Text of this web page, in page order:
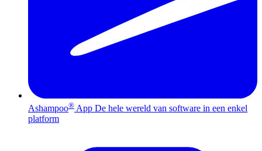
Ashampoo® App De hele wereld van software in een enkel
platform